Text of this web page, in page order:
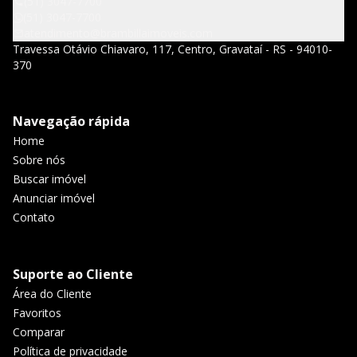
Travessa Otávio Chiavaro, 117, Centro, Gravataí - RS - 94010-
370
Navegação rápida
Home
Sobre nós
Buscar imóvel
Anunciar imóvel
Contato
Suporte ao Cliente
Área do Cliente
Favoritos
Comparar
Política de privacidade